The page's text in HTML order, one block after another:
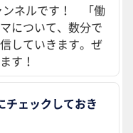
ンネルです！ 「働
について、数分で
していきます。ぜ
す！
チェックしておき